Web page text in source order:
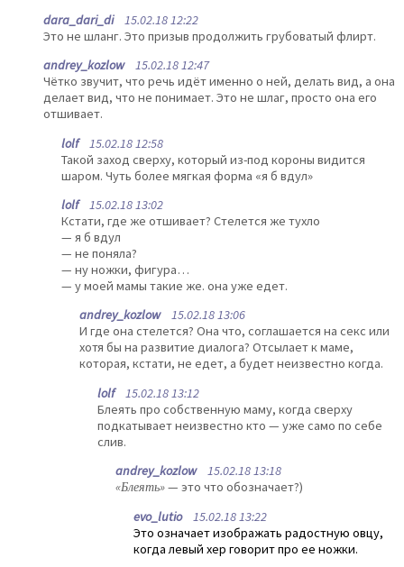
dara_dari_di15.02.18 12:22
Это не шланг. Это призыв продолжить грубоватый флирт.
andrey_kozlow15.02.18 12:47
Чётко звучит, что речь идёт именно о ней, делать вид, а она
делает вид, что не понимает. Это не шлаг, просто она его
отшивает.
lolf15.02.18 12:58
Такой заход сверху, который из-под короны видится
шаром. Чуть более мягкая форма «я б вдул»
lolf15.02.18 13:02
Кстати, где же отшивает? Стелется же тухло
— я б вдул
— не поняла?
— ну ножки, фигура…
— у моей мамы такие же. она уже едет.
andrey_kozlow15.02.18 13:06
И где она стелется? Она что, соглашается на секс или
хотя бы на развитие диалога? Отсылает к маме,
которая, кстати, не едет, а будет неизвестно когда.
lolf15.02.18 13:12
Блеять про собственную маму, когда сверху
подкатывает неизвестно кто — уже само по себе
слив.
andrey_kozlow15.02.18 13:18
«Блеять»— это что обозначает?)
evo_lutio15.02.18 13:22
Это означает изображать радостную овцу,
когда левый хер говорит про ее ножки.